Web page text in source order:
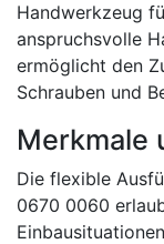
Handwerkzeug
anspruchsvolle
ermöglicht den
Schrauben und
Merkmale
Die flexible
0670 0060